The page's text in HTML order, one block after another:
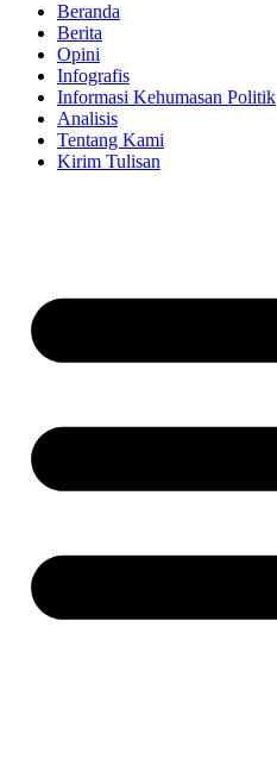
Beranda
Berita
Opini
Infografis
Informasi Kehumasan Politik
Analisis
Tentang Kami
Kirim Tulisan